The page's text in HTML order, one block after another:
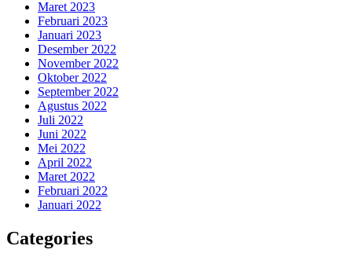
Maret 2023
Februari 2023
Januari 2023
Desember 2022
November 2022
Oktober 2022
September 2022
Agustus 2022
Juli 2022
Juni 2022
Mei 2022
April 2022
Maret 2022
Februari 2022
Januari 2022
Categories